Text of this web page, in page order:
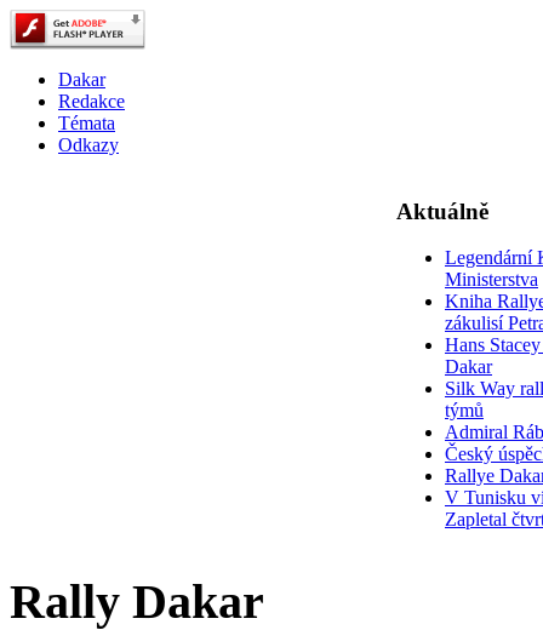
Dakar
Redakce
Témata
Odkazy
Aktuálně
Legendární
Ministerstva
Kniha
zákulisí
Hans
Dakar
Silk Way
týmů
Admiral
Český
Rallye
V Tunisku
Zapletal
Rally Dakar